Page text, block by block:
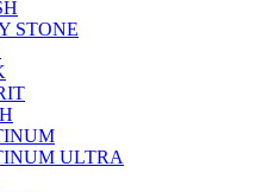
STONE
ULTRA